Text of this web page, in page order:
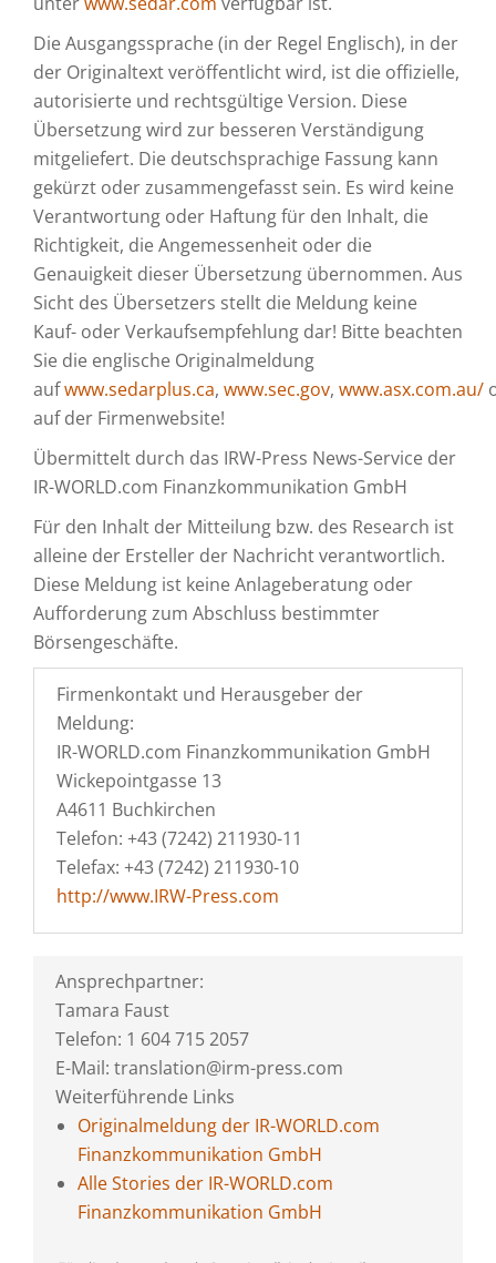
Die Ausgangssprache (in der Regel Englisch), in der
der Originaltext veröffentlicht wird, ist die offizielle,
autorisierte und rechtsgültige Version. Diese
Übersetzung wird zur besseren Verständigung
mitgeliefert. Die deutschsprachige Fassung kann
gekürzt oder zusammengefasst sein. Es wird keine
Verantwortung oder Haftung für den Inhalt, die
Richtigkeit, die Angemessenheit oder die
Genauigkeit dieser Übersetzung übernommen. Aus
Sicht des Übersetzers stellt die Meldung keine
Kauf- oder Verkaufsempfehlung dar! Bitte beachten
Sie die englische Originalmeldung
aufwww.sedarplus.ca, www.sec.gov, www.asx.com.au/
auf der Firmenwebsite!
Übermittelt durch das IRW-Press News-Service der
IR-WORLD.com Finanzkommunikation GmbH
Für den Inhalt der Mitteilung bzw. des Research ist
alleine der Ersteller der Nachricht verantwortlich.
Diese Meldung ist keine Anlageberatung oder
Aufforderung zum Abschluss bestimmter
Börsengeschäfte.
Firmenkontakt und Herausgeber der
Meldung:
IR-WORLD.com Finanzkommunikation GmbH
Wickepointgasse 13
A4611 Buchkirchen
Telefon: +43 (7242) 211930-11
Telefax: +43 (7242) 211930-10
http://www.IRW-Press.com
Ansprechpartner:
Tamara Faust
Telefon: 1 604 715 2057
E-Mail: translation@irm-press.com
Weiterführende Links
Originalmeldung der IR-WORLD.com
Finanzkommunikation GmbH
Alle Stories der IR-WORLD.com
Finanzkommunikation GmbH